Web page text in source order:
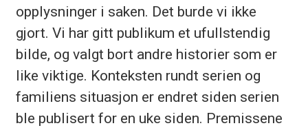
opplysninger i saken. Det burde vi ikke
gjort. Vi har gitt publikum et ufullstendig
bilde, og valgt bort andre historier som er
like viktige. Konteksten rundt serien og
familiens situasjon er endret siden serien
ble publisert for en uke siden. Premissene